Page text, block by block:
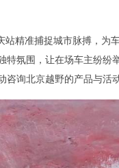
精准捕捉城市脉搏，为
氛围，让在场车主纷纷
询北京越野的产品与活